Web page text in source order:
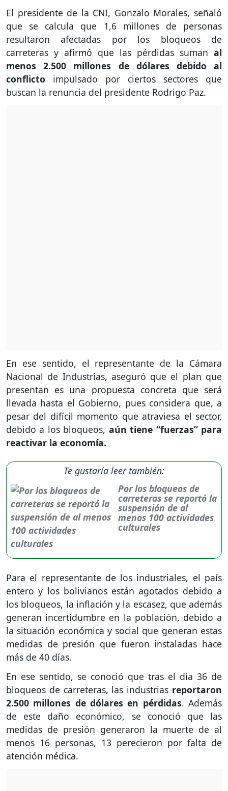
El presidente de la CNI, Gonzalo Morales, señaló
que se calcula que 1,6 millones de personas
resultaron afectadas por los bloqueos de
carreteras y afirmó que las pérdidas suman al
menos 2.500 millones de dólares debido al
conflicto impulsado por ciertos sectores que
buscan la renuncia del presidente Rodrigo Paz.
En ese sentido, el representante de la Cámara
Nacional de Industrias, aseguró que el plan que
presentan es una propuesta concreta que será
llevada hasta el Gobierno, pues considera que, a
pesar del difícil momento que atraviesa el sector,
debido a los bloqueos, aún tiene “fuerzas” para
reactivar la economía.
Te gustaría leer también:
Por los bloqueos de
carreteras se reportó la
suspensión de al
menos 100 actividades
culturales
Para el representante de los industriales, el país
entero y los bolivianos están agotados debido a
los bloqueos, la inflación y la escasez, que además
generan incertidumbre en la población, debido a
la situación económica y social que generan estas
medidas de presión que fueron instaladas hace
más de 40 días.
En ese sentido, se conoció que tras el día 36 de
bloqueos de carreteras, las industrias reportaron
2.500 millones de dólares en pérdidas. Además
de este daño económico, se conoció que las
medidas de presión generaron la muerte de al
menos 16 personas, 13 perecieron por falta de
atención médica.